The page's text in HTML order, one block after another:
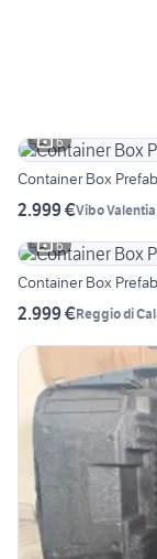
6
Container Box
2.999 €Vibo Valentia
6
Container Box
2.999 €Reggio di